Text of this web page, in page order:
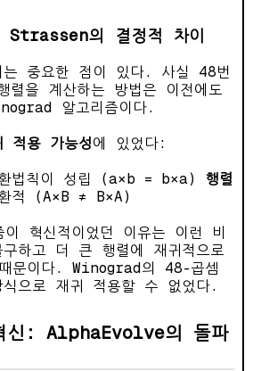
의 결정적 차이
는 중요한 점이 있다. 사실 48번
을 계산하는 방법은 이전에도
알고리즘이다.
적용 가능성에 있었다:
법칙이 성립 (a×b = b×a) 행렬
적 (A×B ≠ B×A)
혁신적이었던 이유는 이런 비
하고 더 큰 행렬에 재귀적으로
문이다. Winograd의 48-곱셈
식으로 재귀 적용할 수 없었다.
신: AlphaEvolve의 돌파